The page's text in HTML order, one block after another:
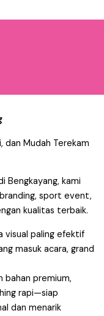
Untuk
dan Mudah Terekam
Bengkayang, kami
sport event,
kualitas terbaik.
visual paling efektif
masuk acara, grand
bahan premium,
rapi—siap
dan menarik